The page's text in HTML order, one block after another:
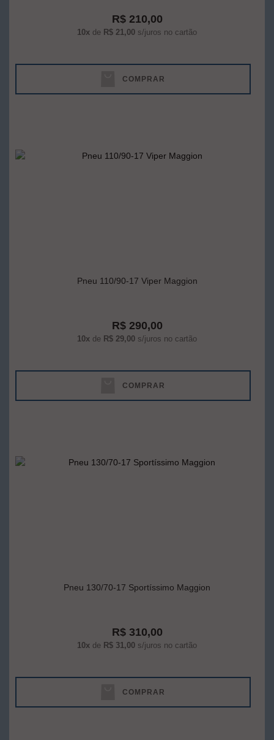
R$ 210,00
10x de R$ 21,00 s/juros no cartão
COMPRAR
Pneu 110/90-17 Viper Maggion
R$ 290,00
10x de R$ 29,00 s/juros no cartão
COMPRAR
Pneu 130/70-17 Sportíssimo Maggion
R$ 310,00
10x de R$ 31,00 s/juros no cartão
COMPRAR